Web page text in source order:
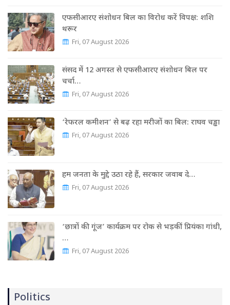
एफसीआरए संशोधन बिल का विरोध करें विपक्ष: शशि
थरूर
Fri, 07 August 2026
संसद में 12 अगस्त से एफसीआरए संशोधन बिल पर
चर्चा…
Fri, 07 August 2026
‘रेफरल कमीशन’ से बढ़ रहा मरीजों का बिल: राघव चड्ढा
Fri, 07 August 2026
हम जनता के मुद्दे उठा रहे हैं, सरकार जवाब दे…
Fri, 07 August 2026
‘छात्रों की गूंज’ कार्यक्रम पर रोक से भड़कीं प्रियंका गांधी,
…
Fri, 07 August 2026
Politics